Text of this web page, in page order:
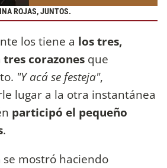
ROJAS, JUNTOS.
los tiene a los tres,
corazones que
"Y acá se festeja",
lugar a la otra instantánea
participó el pequeño
.
se mostró haciendo